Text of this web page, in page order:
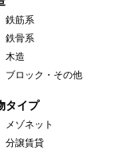
鉄筋系
鉄骨系
木造
ブロック・その他
タイプ
メゾネット
分譲賃貸